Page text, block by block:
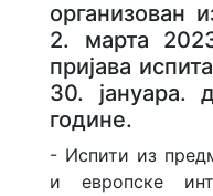
организован
2. марта
пријава
30. јануара.
године.
- Испити из
и европске